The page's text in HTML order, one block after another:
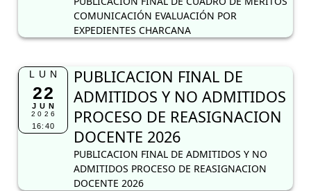
COMUNICACIÓN EVALUACIÓN POR
EXPEDIENTES CHARCANA
LUN
22
JUN
2026
16:40
PUBLICACION FINAL DE
ADMITIDOS Y NO ADMITIDOS
PROCESO DE REASIGNACION
DOCENTE 2026
PUBLICACION FINAL DE ADMITIDOS Y NO
ADMITIDOS PROCESO DE REASIGNACION
DOCENTE 2026